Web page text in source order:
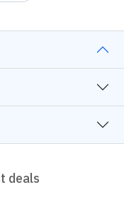
deals